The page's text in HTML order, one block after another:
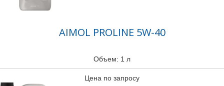
AIMOL PROLINE 5W-40
Объем: 1 л
Цена по запросу